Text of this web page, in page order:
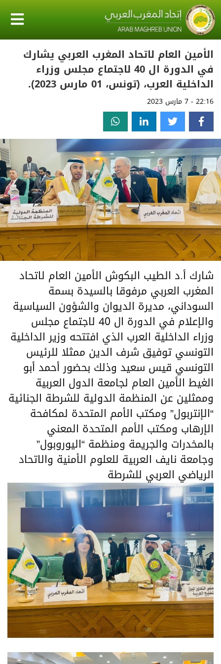
‎الأمين العام لاتحاد المغرب العربي يشارك
في الدورة ال 40 لاجتماع مجلس وزراء
الداخلية العرب، (تونس، 01 مارس 2023).
22:16 - 7 مارس 2023
‎شارك أ.د الطيب البكوش الأمين العام لاتحاد
المغرب العربي مرفوقا بالسيدة بسمة
السوداني، مديرة الديوان والشؤون السياسية
والإعلام في الدورة ال 40 لاجتماع مجلس
وزراء الداخلية العرب الذي افتتحه وزير الداخلية
التونسي توفيق شرف الدين ممثلا للرئيس
التونسي قيس سعيد وذلك بحضور أحمد أبو
الغيط الأمين العام لجامعة الدول العربية
وممثلين عن المنظمة الدولية للشرطة الجنائية
“الإنتربول” ومكتب الأمم المتحدة لمكافحة
الإرهاب ومكتب الأمم المتحدة المعني
بالمخدرات والجريمة ومنظمة “اليوروبول”
وجامعة نايف العربية للعلوم الأمنية والاتحاد
الرياضي العربي للشرطة